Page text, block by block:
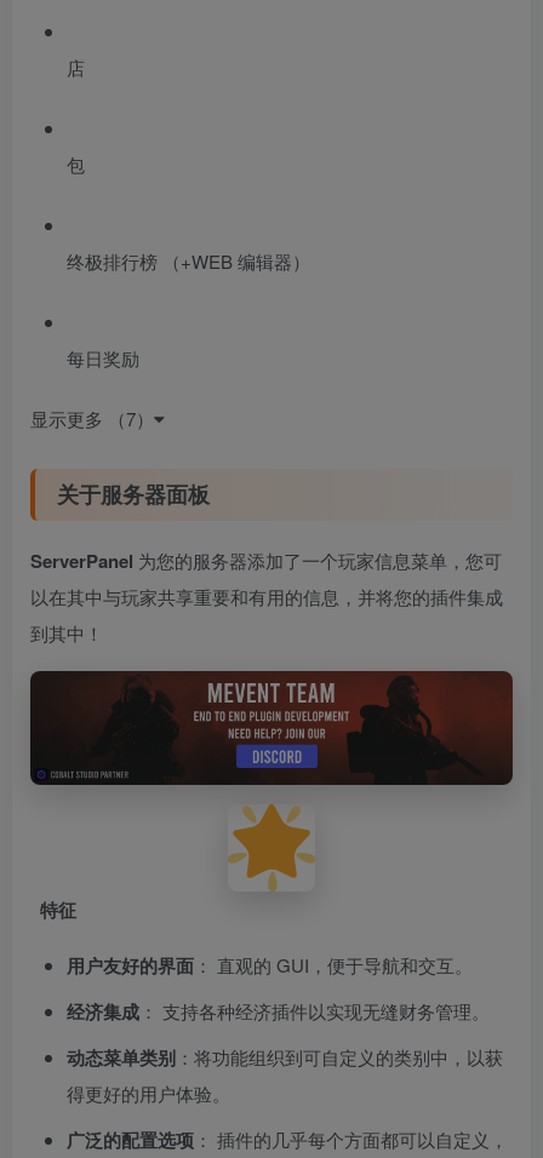
店
包
终极排行榜 （+WEB 编辑器）
每日奖励
显示更多 （7）
关于服务器面板
ServerPanel 为您的服务器添加了一个玩家信息菜单，您可
以在其中与玩家共享重要和有用的信息，并将您的插件集成
到其中！
特征
用户友好的界面 ： 直观的 GUI，便于导航和交互。
经济集成 ： 支持各种经济插件以实现无缝财务管理。
动态菜单类别 ：将功能组织到可自定义的类别中，以获
得更好的用户体验。
广泛的配置选项 ： 插件的几乎每个方面都可以自定义，